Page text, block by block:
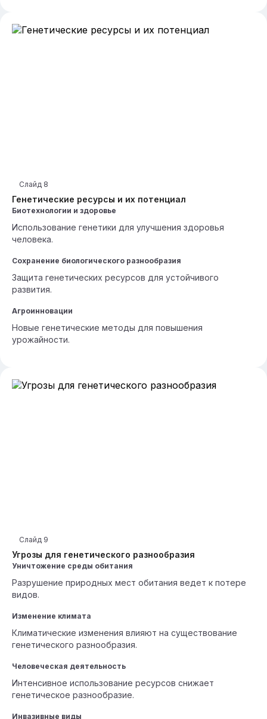
Генетические ресурсы и их потенциал
Слайд 8
Биотехнологии и здоровье
Использование генетики для улучшения здоровья
человека.
Сохранение биологического разнообразия
Защита генетических ресурсов для устойчивого
развития.
Агроинновации
Новые генетические методы для повышения
урожайности.
Угрозы для генетического разнообразия
Слайд 9
Уничтожение среды обитания
Разрушение природных мест обитания ведет к потере
видов.
Изменение климата
Климатические изменения влияют на существование
генетического разнообразия.
Человеческая деятельность
Интенсивное использование ресурсов снижает
генетическое разнообразие.
Инвазивные виды